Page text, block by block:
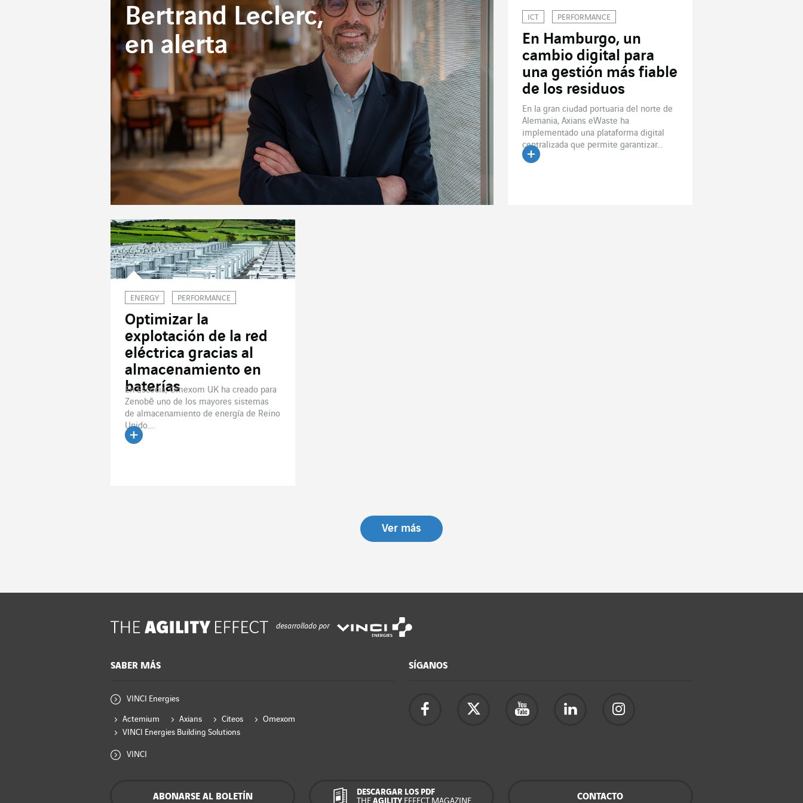
Bertrand Leclerc,
en alerta
ICT PERFORMANCE
En Hamburgo, un
cambio digital para
una gestión más fiable
de los residuos
En la gran ciudad portuaria del norte de
Alemania, Axians eWaste ha
implementado una plataforma digital
centralizada que permite garantizar...
ENERGY PERFORMANCE
Optimizar la
explotación de la red
eléctrica gracias al
almacenamiento en
baterías
En Escocia, Omexom UK ha creado para
Zenobē uno de los mayores sistemas
de almacenamiento de energía de Reino
Unido....
Ver más
desarrollado por
SABER MÁS
VINCI Energies
Actemium Axians Citeos
Omexom
VINCI Energies Building Solutions
VINCI
SÍGANOS
ABONARSE AL BOLETÍN
DESCARGAR LOS PDF
THEAGILITY EFFECT MAGAZINE CONTACTO